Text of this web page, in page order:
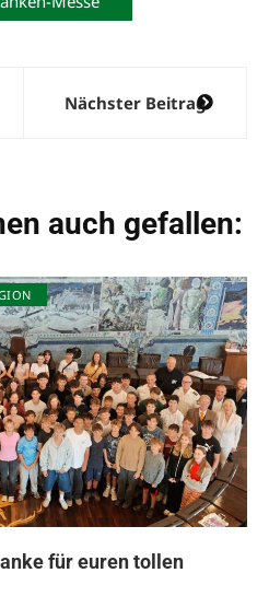
Nächster Beitrag
auch gefallen:
für euren tollen